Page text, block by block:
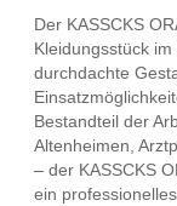
Der KASSCKS
Kleidungsstück
durchdachte
Bestandteil der
Altenheimen,
– der KASSCKS
ein